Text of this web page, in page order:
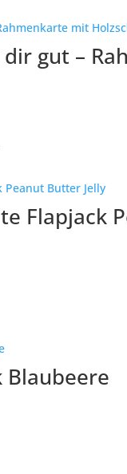
gut –
Flapjack
Blaubeere